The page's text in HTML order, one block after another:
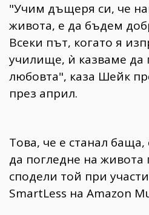
"Учим дъщеря си, че
живота, е да бъдем
Всеки път, когато я
училище, ѝ казваме
любовта", каза Шейк
през април.
Това, че е станал
да погледне на живота
сподели той при
SmartLess на Amazon